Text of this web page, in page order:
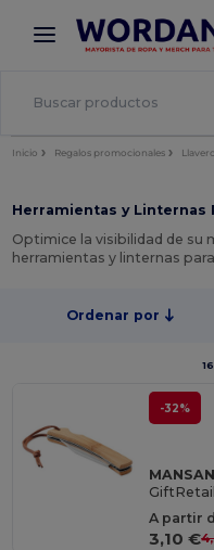
× App de
¡Mejores precios en
Inicio Regalos promocionales
Herramientas y Linternas
Optimice la visibilidad de su
herramientas y linternas
Ordenar por
-32%
A partir
3,10 €